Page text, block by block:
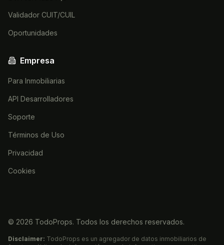
Validador CUIT/CUIL
Oportunidades
Empresa
Para Inmobiliarias
API Desarrolladores
Soporte
Términos de Uso
Privacidad
Cookies
© 2026 TodoProps. Todos los derechos reservados.
Disclaimer: TodoProps es un agregador de datos inmobiliarios de